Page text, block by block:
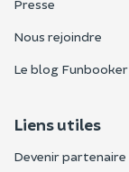
Presse
Nous rejoindre
Le blog Funbooker
Liens utiles
Devenir partenaire